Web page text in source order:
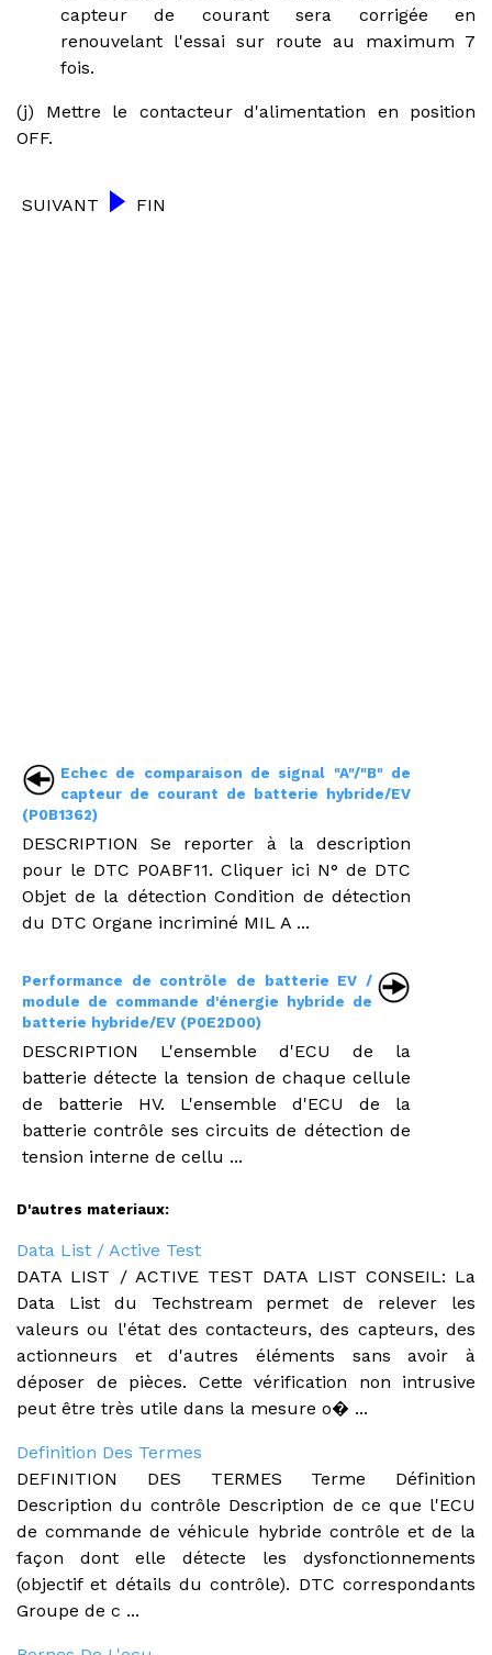
capteur de courant sera corrigée en
renouvelant l'essai sur route au maximum 7
fois.
(j) Mettre le contacteur d'alimentation en position
OFF.
SUIVANT FIN
Echec de comparaison de signal "A"/"B" de
capteur de courant de batterie hybride/EV
(P0B1362)
DESCRIPTION Se reporter à la description
pour le DTC P0ABF11. Cliquer ici N° de DTC
Objet de la détection Condition de détection
du DTC Organe incriminé MIL A ...
Performance de contrôle de batterie EV /
module de commande d'énergie hybride de
batterie hybride/EV (P0E2D00)
DESCRIPTION L'ensemble d'ECU de la
batterie détecte la tension de chaque cellule
de batterie HV. L'ensemble d'ECU de la
batterie contrôle ses circuits de détection de
tension interne de cellu ...
D'autres materiaux:
Data List / Active Test
DATA LIST / ACTIVE TEST DATA LIST CONSEIL: La
Data List du Techstream permet de relever les
valeurs ou l'état des contacteurs, des capteurs, des
actionneurs et d'autres éléments sans avoir à
déposer de pièces. Cette vérification non intrusive
peut être très utile dans la mesure o� ...
Definition Des Termes
DEFINITION DES TERMES Terme Définition
Description du contrôle Description de ce que l'ECU
de commande de véhicule hybride contrôle et de la
façon dont elle détecte les dysfonctionnements
(objectif et détails du contrôle). DTC correspondants
Groupe de c ...